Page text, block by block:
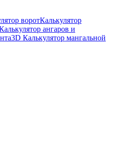
воротКалькулятор
ангаров и
3D Калькулятор мангальной